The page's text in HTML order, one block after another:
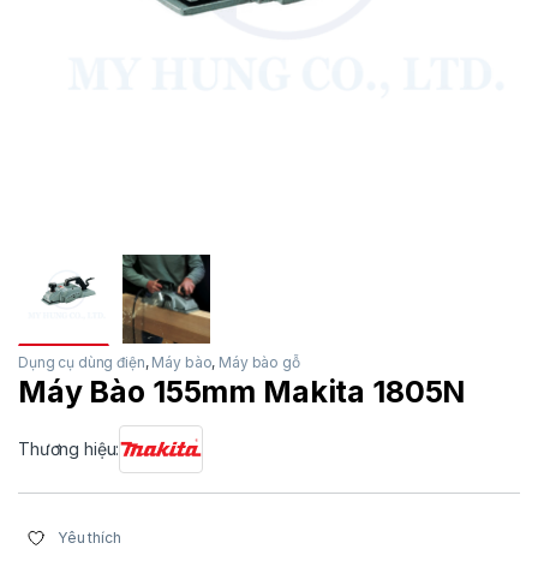
Dụng cụ dùng điện, Máy bào, Máy bào gỗ
Máy Bào 155mm Makita 1805N
Thương hiệu:
Yêu thích